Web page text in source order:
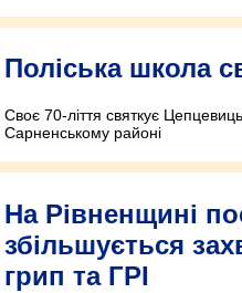
Поліська школа
Своє 70-ліття святкує
Сарненському районі
На Рівненщині
збільшується
грип та ГРІ